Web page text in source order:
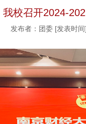
我校召开2024-
发布者：团委 [发表时